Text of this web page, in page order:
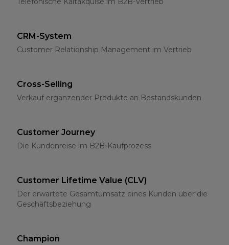
CRM-System
Customer Relationship Management im Vertrieb
Cross-Selling
Verkauf ergänzender Produkte an Bestandskunden
Customer Journey
Die Kundenreise im B2B-Kaufprozess
Customer Lifetime Value (CLV)
Der erwartete Gesamtumsatz eines Kunden über die
Geschäftsbeziehung
Champion